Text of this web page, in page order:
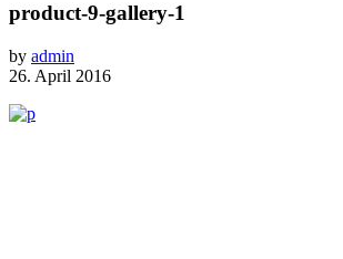
product-9-gallery-1
by admin
26. April 2016